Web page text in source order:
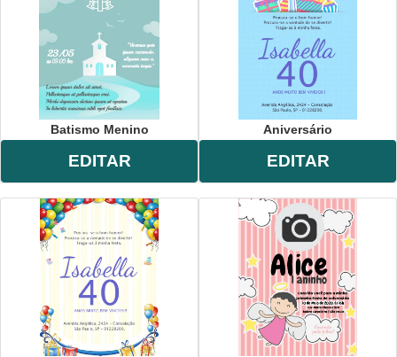
Batismo Menino
EDITAR
Aniversário
EDITAR